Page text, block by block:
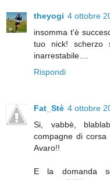
theyogi 4 ottobre
insomma t'è
tuo nick! scherzo
inarrestabile....
Rispondi
Fat_Stè 4 ottobre
Si, vabbè,
compagne di corsa
Avaro!!
E la domanda